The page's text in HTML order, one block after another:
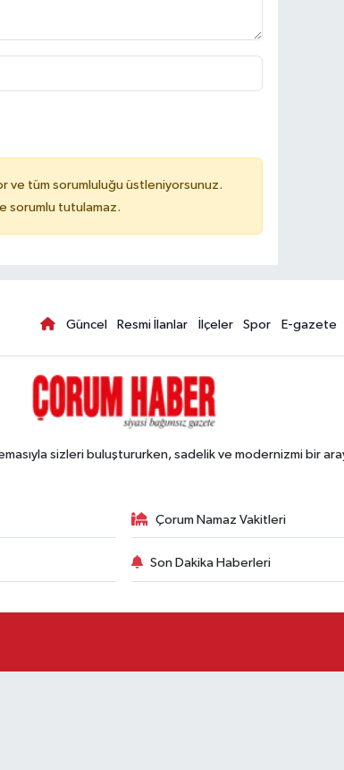
ve tüm sorumluluğu üstleniyorsunuz.
sorumlu tutulamaz.
Güncel Resmi İlanlar İlçeler Spor E-gazete
sizleri buluştururken, sadelik ve modernizmi bir
Çorum Namaz Vakitleri
Son Dakika Haberleri